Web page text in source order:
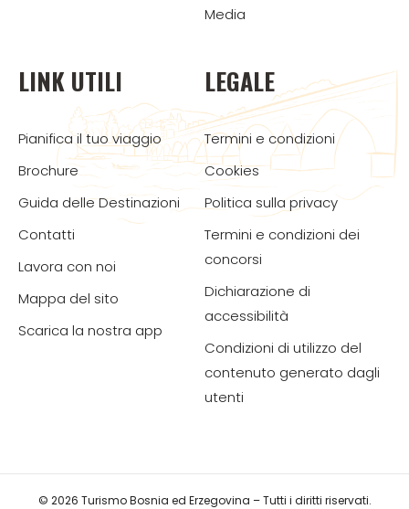
Media
LINK UTILI
Pianifica il tuo viaggio
Brochure
Guida delle Destinazioni
Contatti
Lavora con noi
Mappa del sito
Scarica la nostra app
LEGALE
Termini e condizioni
Cookies
Politica sulla privacy
Termini e condizioni dei
concorsi
Dichiarazione di
accessibilità
Condizioni di utilizzo del
contenuto generato dagli
utenti
© 2026 Turismo Bosnia ed Erzegovina – Tutti i diritti riservati.